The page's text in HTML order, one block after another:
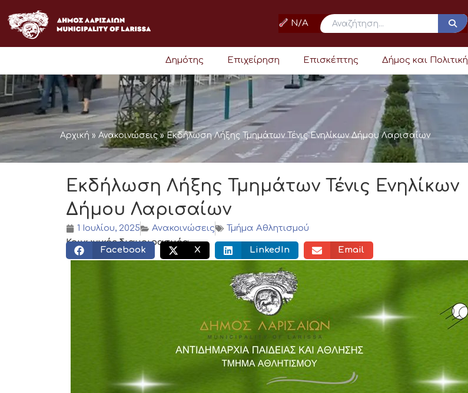
στο
περιεχόμενο
N/A
Δημότης Επιχείρηση Επισκέπτης Δήμος και Πολιτική
Αρχική » Ανακοινώσεις»Εκδήλωση Λήξης Τμημάτων Τένις Ενηλίκων Δήμου Λαρισαίων
Εκδήλωση Λήξης Τμημάτων Τένις Ενηλίκων
Δήμου Λαρισαίων
1 Ιουλίου, 2025 Ανακοινώσεις
Τμήμα Αθλητισμού
Κοινωνικός διαμοιρασμός:
Facebook X LinkedIn Email